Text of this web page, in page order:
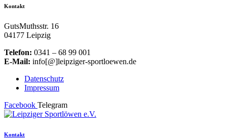
Kontakt
GutsMuthsstr. 16
04177 Leipzig
Telefon: 0341 – 68 99 001
E-Mail: info[@]leipziger-sportloewen.de
Datenschutz
Impressum
Facebook Telegram
Kontakt